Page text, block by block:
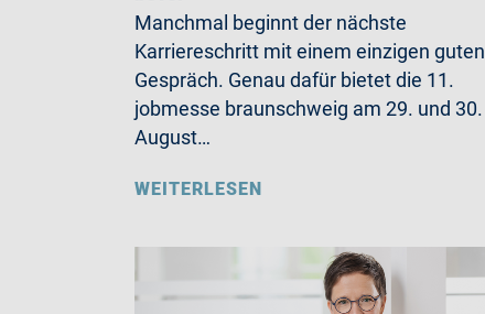
Manchmal beginnt der nächste
Karriereschritt mit einem einzigen guten
Gespräch. Genau dafür bietet die 11.
jobmesse braunschweig am 29. und 30.
August…
WEITERLESEN